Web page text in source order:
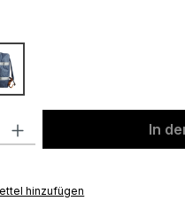
blue
Gib den gewünschten
In
hinzufügen